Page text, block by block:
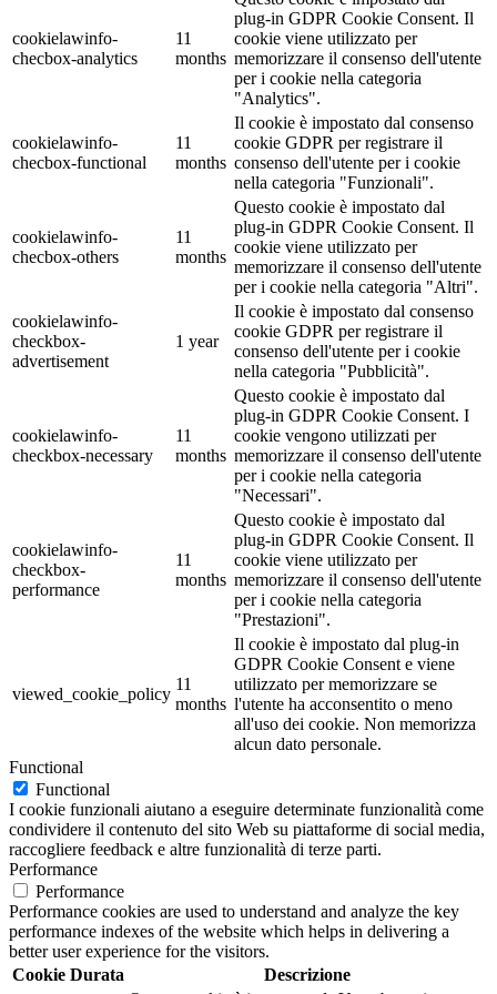
cookielawinfo-
checbox-analytics
11
months
plug-in GDPR Cookie Consent. Il
cookie viene utilizzato per
memorizzare il consenso dell'utente
per i cookie nella categoria
"Analytics".
cookielawinfo-
checbox-functional
11
months
Il cookie è impostato dal consenso
cookie GDPR per registrare il
consenso dell'utente per i cookie
nella categoria "Funzionali".
cookielawinfo-
checbox-others
11
months
Questo cookie è impostato dal
plug-in GDPR Cookie Consent. Il
cookie viene utilizzato per
memorizzare il consenso dell'utente
per i cookie nella categoria "Altri".
cookielawinfo-
checkbox-
advertisement
1 year
Il cookie è impostato dal consenso
cookie GDPR per registrare il
consenso dell'utente per i cookie
nella categoria "Pubblicità".
cookielawinfo-
checkbox-necessary
11
months
Questo cookie è impostato dal
plug-in GDPR Cookie Consent. I
cookie vengono utilizzati per
memorizzare il consenso dell'utente
per i cookie nella categoria
"Necessari".
cookielawinfo-
checkbox-
performance
11
months
Questo cookie è impostato dal
plug-in GDPR Cookie Consent. Il
cookie viene utilizzato per
memorizzare il consenso dell'utente
per i cookie nella categoria
"Prestazioni".
viewed_cookie_policy
11
months
Il cookie è impostato dal plug-in
GDPR Cookie Consent e viene
utilizzato per memorizzare se
l'utente ha acconsentito o meno
all'uso dei cookie. Non memorizza
alcun dato personale.
Functional
Functional
I cookie funzionali aiutano a eseguire determinate funzionalità come
condividere il contenuto del sito Web su piattaforme di social media,
raccogliere feedback e altre funzionalità di terze parti.
Performance
Performance
Performance cookies are used to understand and analyze the key
performance indexes of the website which helps in delivering a
better user experience for the visitors.
Cookie Durata
Descrizione